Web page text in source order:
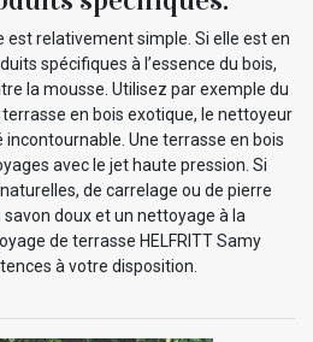
est relativement simple. Si elle est en
spécifiques à l’essence du bois,
la mousse. Utilisez par exemple du
en bois exotique, le nettoyeur
incontournable. Une terrasse en bois
avec le jet haute pression. Si
de carrelage ou de pierre
doux et un nettoyage à la
de terrasse HELFRITT Samy
à votre disposition.